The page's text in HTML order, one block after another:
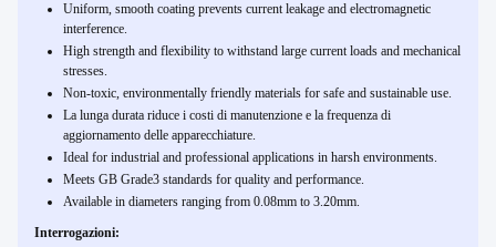
Uniform, smooth coating prevents current leakage and electromagnetic
interference.
High strength and flexibility to withstand large current loads and mechanical
stresses.
Non-toxic, environmentally friendly materials for safe and sustainable use.
La lunga durata riduce i costi di manutenzione e la frequenza di
aggiornamento delle apparecchiature.
Ideal for industrial and professional applications in harsh environments.
Meets GB Grade3 standards for quality and performance.
Available in diameters ranging from 0.08mm to 3.20mm.
Interrogazioni: